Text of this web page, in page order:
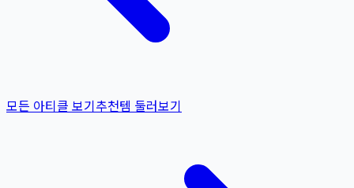
모든 아티클 보기추천템 둘러보기